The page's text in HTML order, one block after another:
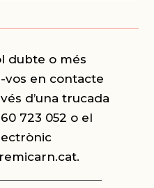
dubte o més
vos en contacte
d’una trucada
723 052 o el
.